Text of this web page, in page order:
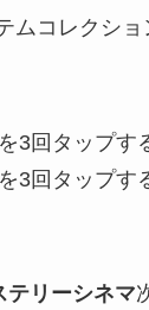
ムコレクショ
3回タップす
3回タップす
テリーシネマ